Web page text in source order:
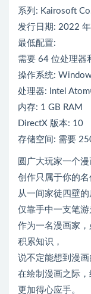
系列: Kairosoft
发行日期: 2022
最低配置:
需要 64 位处理器
操作系统:
处理器: Intel
内存: 1 GB RAM
DirectX 版本: 10
存储空间: 需要
圆广大玩家一个漫
创作只属于你的名
从一间家徒四壁
仅靠手中一支笔游
作为一名漫画家
积累知识，
说不定能想到漫画
在绘制漫画之际
更加得心应手。